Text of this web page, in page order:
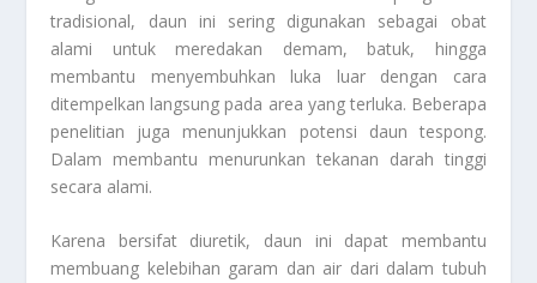
tradisional, daun ini sering digunakan sebagai obat
alami untuk meredakan demam, batuk, hingga
membantu menyembuhkan luka luar dengan cara
ditempelkan langsung pada area yang terluka. Beberapa
penelitian juga menunjukkan potensi daun tespong.
Dalam membantu menurunkan tekanan darah tinggi
secara alami.
Karena bersifat diuretik, daun ini dapat membantu
membuang kelebihan garam dan air dari dalam tubuh